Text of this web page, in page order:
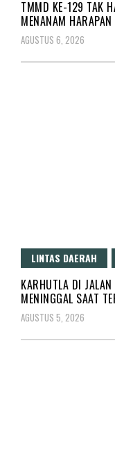
TMMD KE-129 TAK
MENANAM
AGUSTUS 6, 2026
LINTAS DAERAH
KARHUTLA DI
MENINGGAL SAAT
AGUSTUS 5, 2026